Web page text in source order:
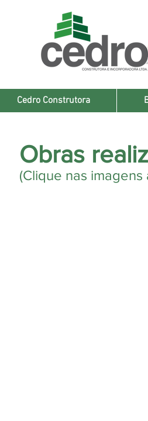
Cedro Construtora
Obras
(Clique nas